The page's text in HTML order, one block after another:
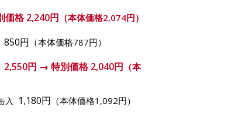
価格2,240円 （本体価格2,074円）
850円 （本体価格787円）
2,550円 → 特別価格2,040円 （本
入 1,180円 （本体価格1,092円）